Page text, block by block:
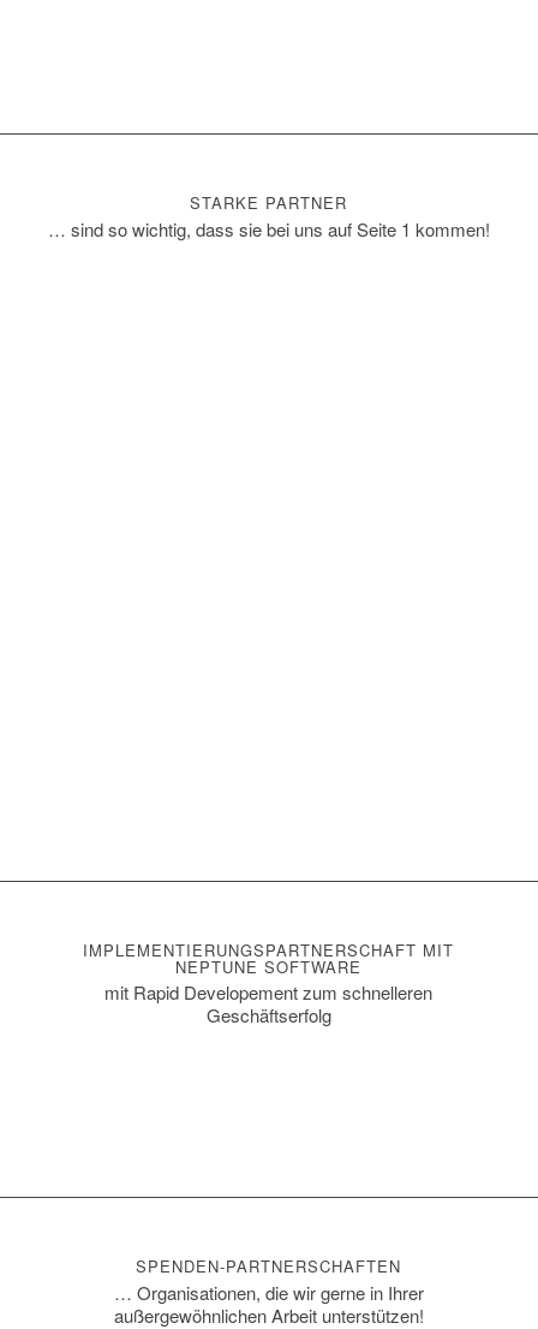
STARKE PARTNER
… sind so wichtig, dass sie bei uns auf Seite 1 kommen!
IMPLEMENTIERUNGSPARTNERSCHAFT MIT
NEPTUNE SOFTWARE
mit Rapid Developement zum schnelleren
Geschäftserfolg
SPENDEN-PARTNERSCHAFTEN
… Organisationen, die wir gerne in Ihrer
außergewöhnlichen Arbeit unterstützen!